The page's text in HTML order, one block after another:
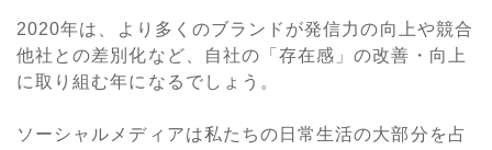
2020年は、より多くのブランドが発信力の向上や競合
他社との差別化など、自社の「存在感」の改善・向上
に取り組む年になるでしょう。
ソーシャルメディアは私たちの日常生活の大部分を占